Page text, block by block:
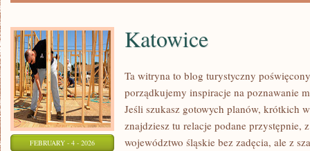
FEBRUARY - 4 - 2026
Katowice
Ta witryna to blog turystyczny
porządkujemy inspiracje na poznawanie
Jeśli szukasz gotowych planów, krótkich
znajdziesz tu relacje podane przystępnie,
województwo śląskie bez zadęcia, ale z